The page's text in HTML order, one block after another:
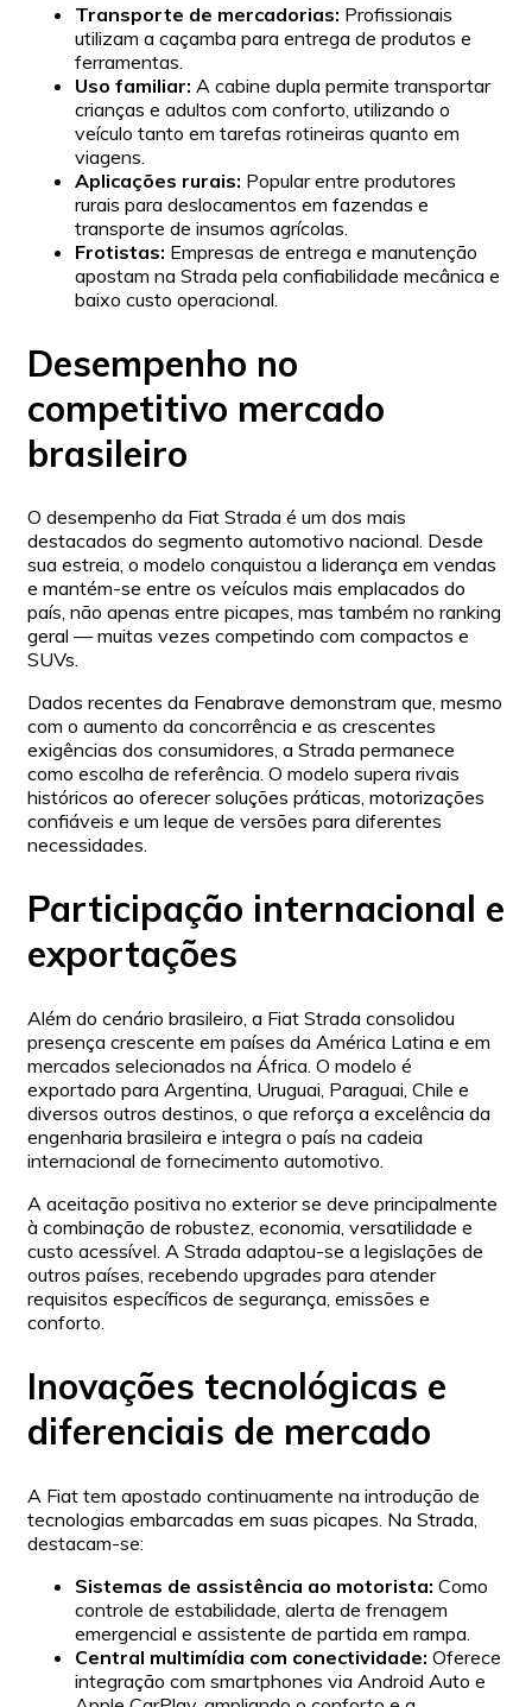
Transporte de mercadorias: Profissionais
utilizam a caçamba para entrega de produtos e
ferramentas.
Uso familiar: A cabine dupla permite transportar
crianças e adultos com conforto, utilizando o
veículo tanto em tarefas rotineiras quanto em
viagens.
Aplicações rurais: Popular entre produtores
rurais para deslocamentos em fazendas e
transporte de insumos agrícolas.
Frotistas: Empresas de entrega e manutenção
apostam na Strada pela confiabilidade mecânica e
baixo custo operacional.
Desempenho no
competitivo mercado
brasileiro
O desempenho da Fiat Strada é um dos mais
destacados do segmento automotivo nacional. Desde
sua estreia, o modelo conquistou a liderança em vendas
e mantém-se entre os veículos mais emplacados do
país, não apenas entre picapes, mas também no ranking
geral — muitas vezes competindo com compactos e
SUVs.
Dados recentes da Fenabrave demonstram que, mesmo
com o aumento da concorrência e as crescentes
exigências dos consumidores, a Strada permanece
como escolha de referência. O modelo supera rivais
históricos ao oferecer soluções práticas, motorizações
confiáveis e um leque de versões para diferentes
necessidades.
Participação internacional e
exportações
Além do cenário brasileiro, a Fiat Strada consolidou
presença crescente em países da América Latina e em
mercados selecionados na África. O modelo é
exportado para Argentina, Uruguai, Paraguai, Chile e
diversos outros destinos, o que reforça a excelência da
engenharia brasileira e integra o país na cadeia
internacional de fornecimento automotivo.
A aceitação positiva no exterior se deve principalmente
à combinação de robustez, economia, versatilidade e
custo acessível. A Strada adaptou-se a legislações de
outros países, recebendo upgrades para atender
requisitos específicos de segurança, emissões e
conforto.
Inovações tecnológicas e
diferenciais de mercado
A Fiat tem apostado continuamente na introdução de
tecnologias embarcadas em suas picapes. Na Strada,
destacam-se:
Sistemas de assistência ao motorista: Como
controle de estabilidade, alerta de frenagem
emergencial e assistente de partida em rampa.
Central multimídia com conectividade: Oferece
integração com smartphones via Android Auto e